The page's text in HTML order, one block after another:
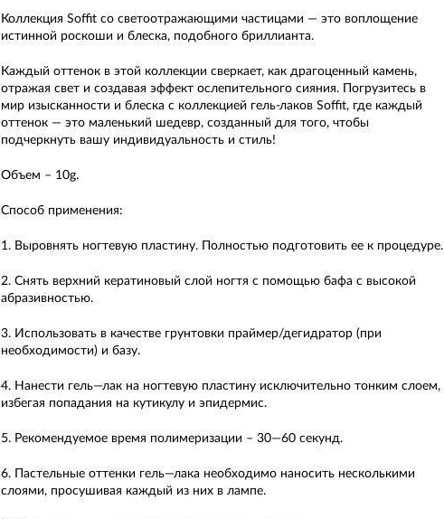
Коллекция Soffit со светоотражающими частицами — это воплощение
истинной роскоши и блеска, подобного бриллианта.
Каждый оттенок в этой коллекции сверкает, как драгоценный камень,
отражая свет и создавая эффект ослепительного сияния. Погрузитесь в
мир изысканности и блеска с коллекцией гель-лаков Soffit, где каждый
оттенок — это маленький шедевр, созданный для того, чтобы
подчеркнуть вашу индивидуальность и стиль!
Объем – 10g.
Способ применения:
1. Выровнять ногтевую пластину. Полностью подготовить ее к процедуре.
2. Снять верхний кератиновый слой ногтя с помощью бафа с высокой
абразивностью.
3. Использовать в качестве грунтовки праймер/дегидратор (при
необходимости) и базу.
4. Нанести гель—лак на ногтевую пластину исключительно тонким слоем,
избегая попадания на кутикулу и эпидермис.
5. Рекомендуемое время полимеризации – 30—60 секунд.
6. Пастельные оттенки гель—лака необходимо наносить несколькими
слоями, просушивая каждый из них в лампе.